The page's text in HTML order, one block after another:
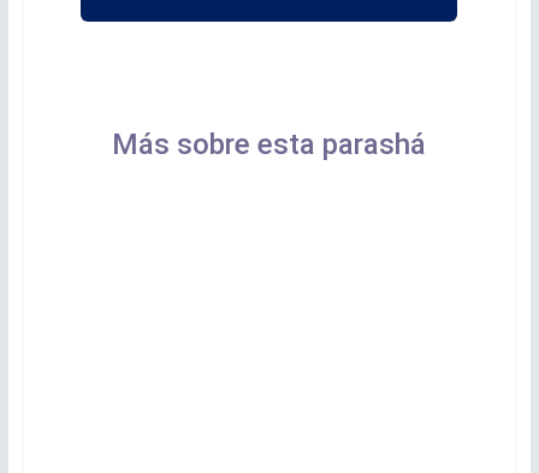
Más sobre esta parashá